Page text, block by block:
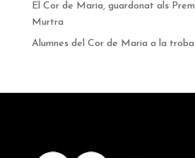
El Cor de Maria, guardonat als
Murtra
Alumnes del Cor de Maria a la